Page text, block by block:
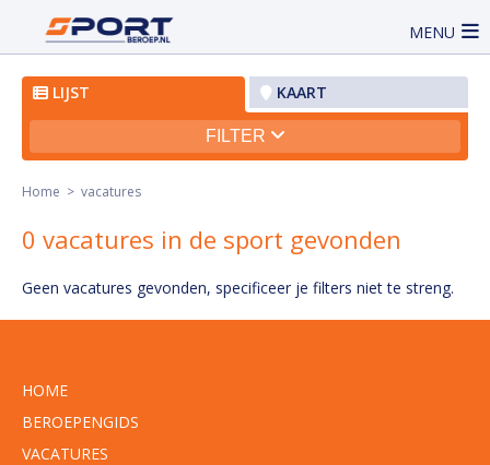
MENU
LIJST KAART
FILTER
Home > vacatures
0 vacatures in de sport gevonden
Geen vacatures gevonden, specificeer je filters niet te streng.
HOME
BEROEPENGIDS
VACATURES